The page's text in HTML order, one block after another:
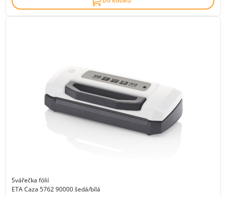
Svářečka fólií
ETA Caza 5762 90000 šedá/bílá